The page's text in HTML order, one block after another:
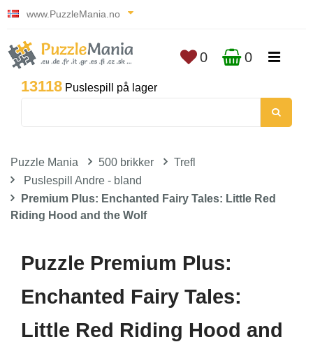
www.PuzzleMania.no
13118 Puslespill på lager
0 0
Puzzle Mania 500 brikker
Trefl
Puslespill Andre - bland
Premium Plus: Enchanted Fairy Tales: Little Red
Riding Hood and the Wolf
Puzzle Premium Plus:
Enchanted Fairy Tales:
Little Red Riding Hood and